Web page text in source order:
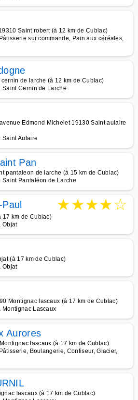
Saint robert (à 12 km de Cublac)
sur commande, Pain aux céréales,
de larche (à 12 km de Cublac)
Saint Cernin de Larche
Edmond Michelet 19130 Saint aulaire
Saint Aulaire
Pan
pantaleon de larche (à 15 km de Cublac)
Pantaléon de Larche
★★★★☆
17 km de Cublac)
Objat
(à 17 km de Cublac)
Objat
Montignac lascaux (à 17 km de Cublac)
Montignac Lascaux
Aurores
lascaux (à 17 km de Cublac)
Boulangerie, Confiseur, Glacier,
lascaux (à 17 km de Cublac)